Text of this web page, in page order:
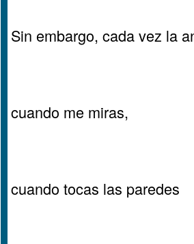
Sin embargo, cada vez la
cuando me miras,
cuando tocas las paredes